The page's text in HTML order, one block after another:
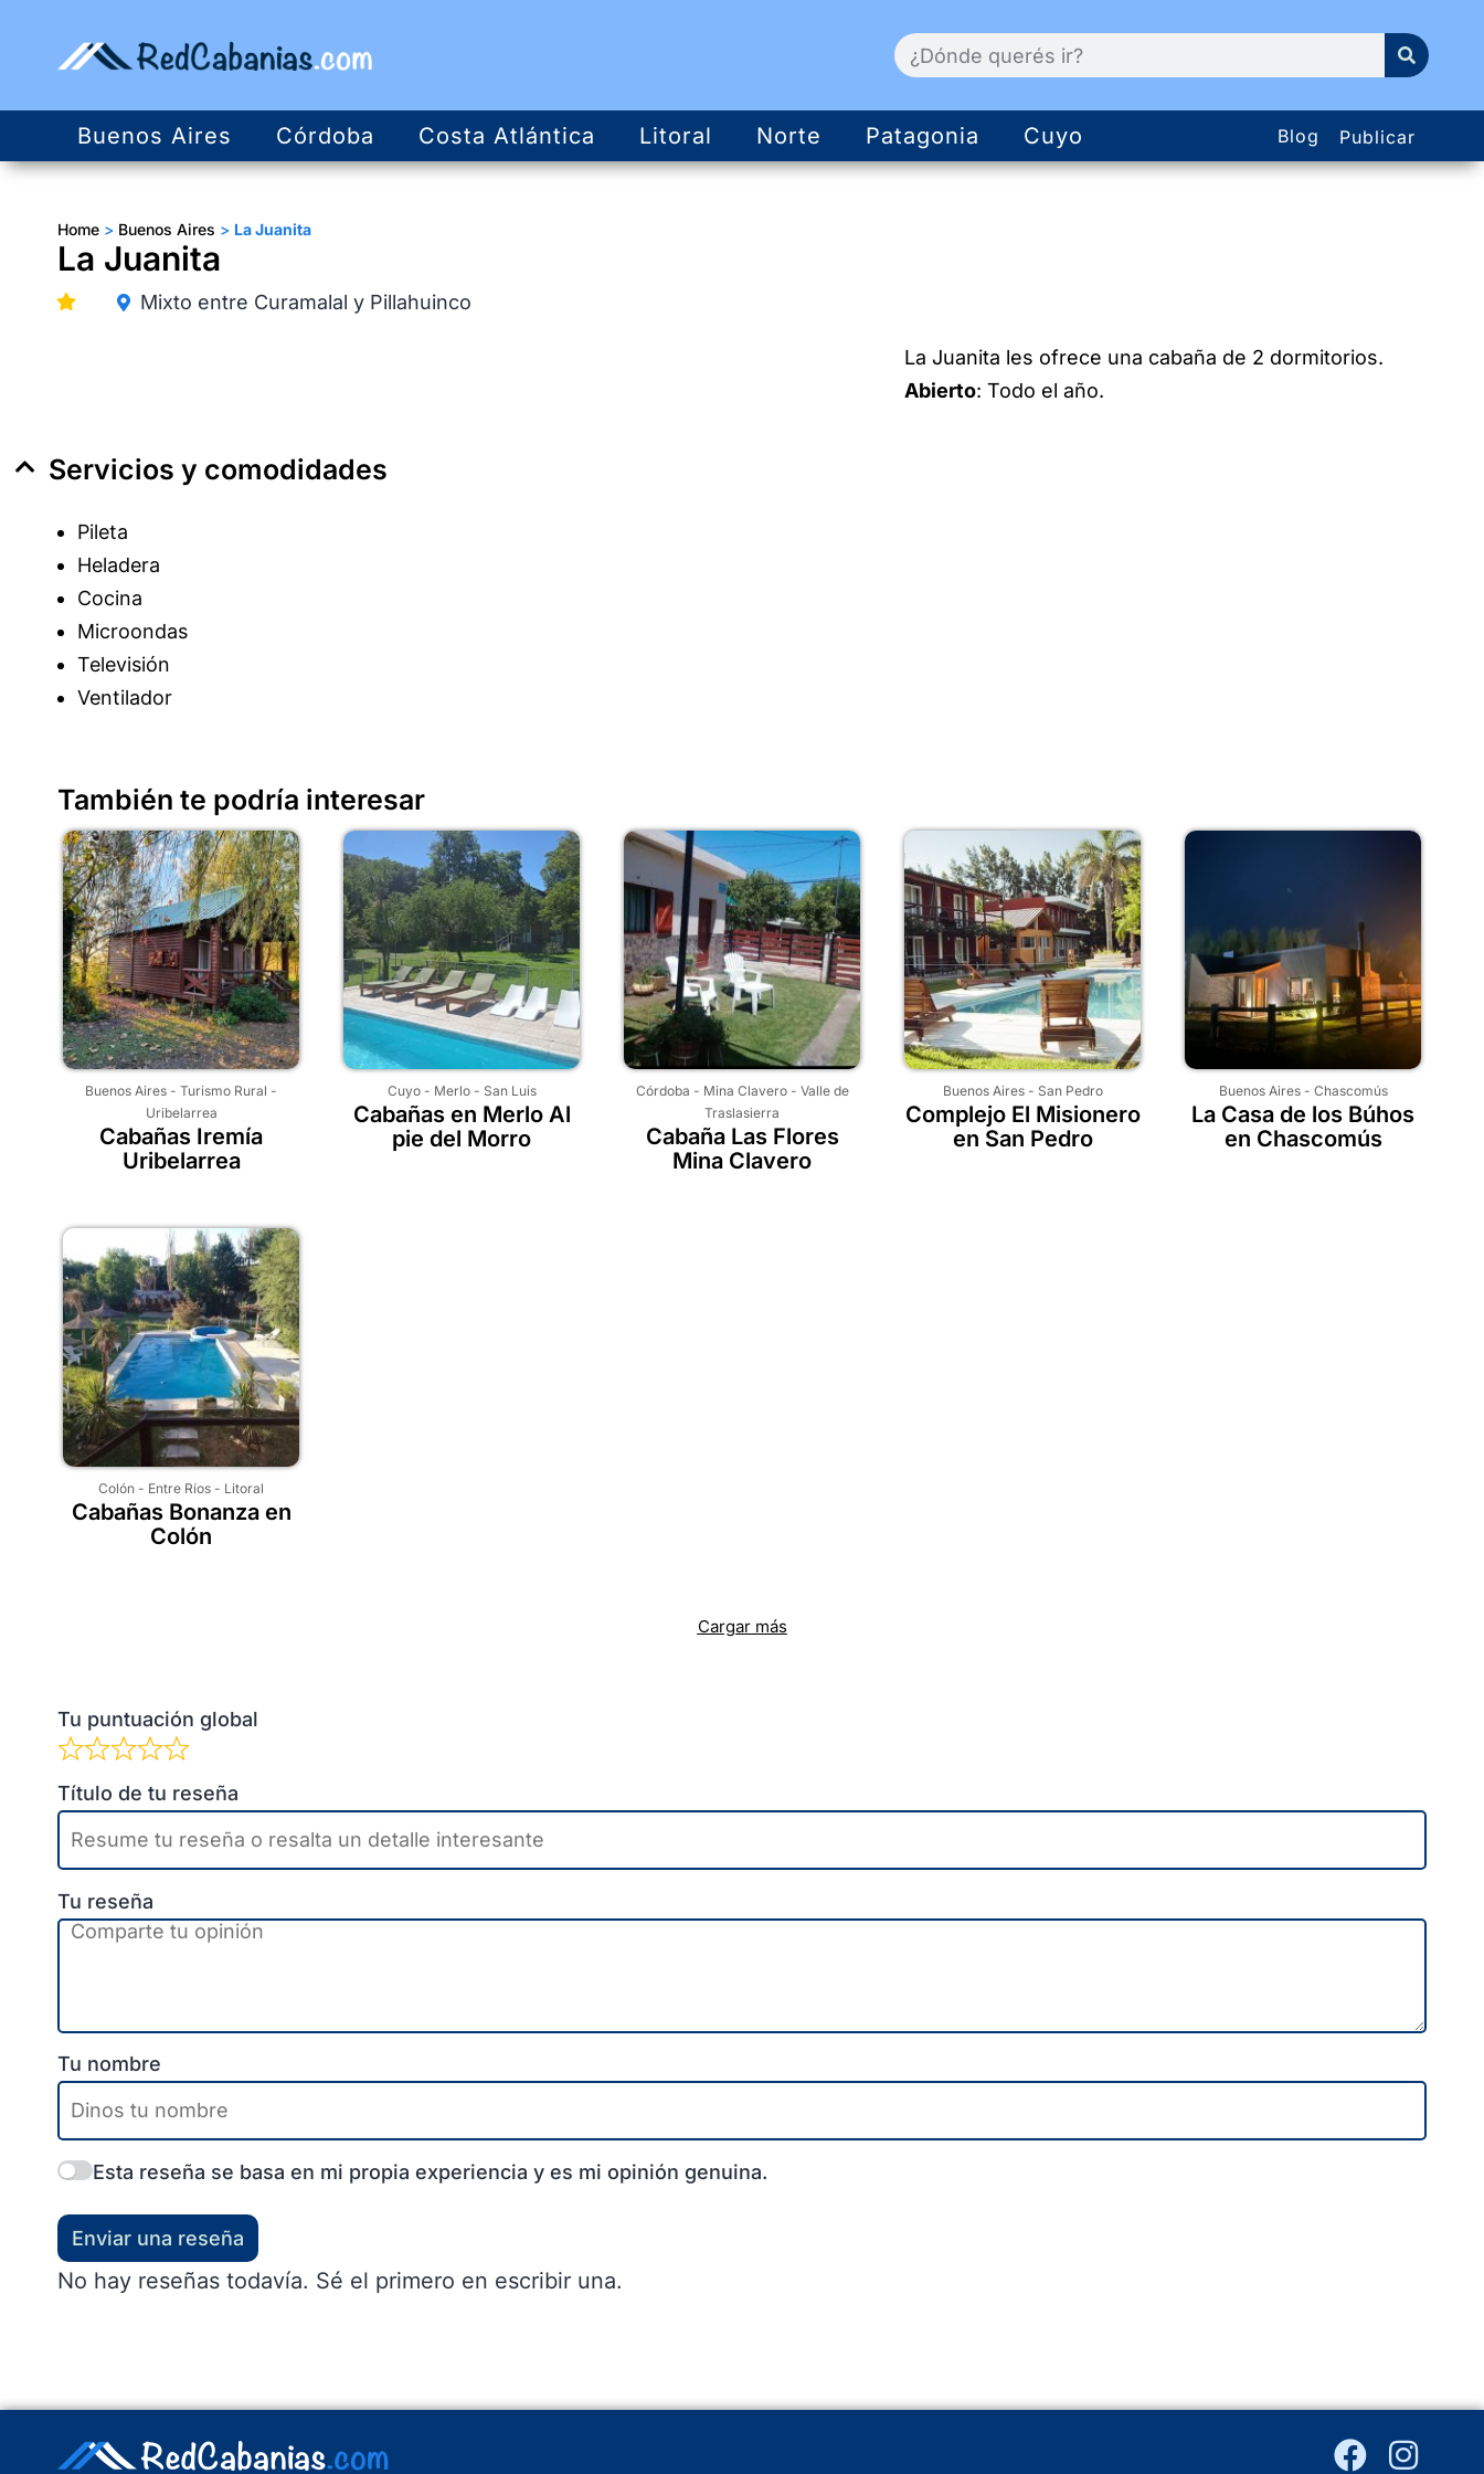
Buenos Aires Córdoba Costa Atlántica Litoral Norte Patagonia Cuyo Blog Publicar
Home > Buenos Aires > La Juanita
La Juanita
Mixto entre Curamalal y Pillahuinco
La Juanita les ofrece una cabaña de 2 dormitorios.
Abierto: Todo el año.
Servicios y comodidades
Pileta
Heladera
Cocina
Microondas
Televisión
Ventilador
También te podría interesar
Buenos Aires - Turismo Rural -
Uribelarrea
Cabañas Iremía
Uribelarrea
Cuyo- Merlo- San Luis
Cabañas en Merlo Al
pie del Morro
Córdoba - Mina Clavero- Valle de
Traslasierra
Cabaña Las Flores
Mina Clavero
Buenos Aires- San Pedro
Complejo El Misionero
en San Pedro
Buenos Aires- Chascomús
La Casa de los Búhos
en Chascomús
Colón - Entre Ríos - Litoral
Cabañas Bonanza en
Colón
Cargar más
Tu puntuación global
Título de tu reseña
Tu reseña
Tu nombre
Esta reseña se basa en mi propia experiencia y es mi opinión genuina.
Enviar una reseña
No hay reseñas todavía. Sé el primero en escribir una.